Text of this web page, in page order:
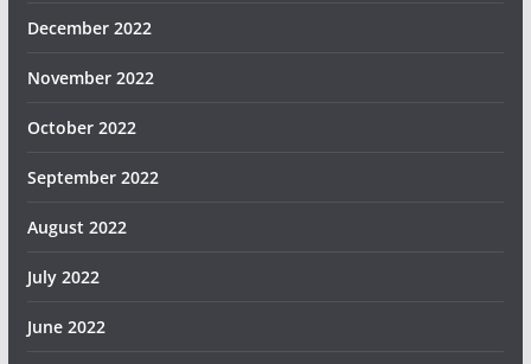
December 2022
November 2022
October 2022
September 2022
August 2022
July 2022
June 2022